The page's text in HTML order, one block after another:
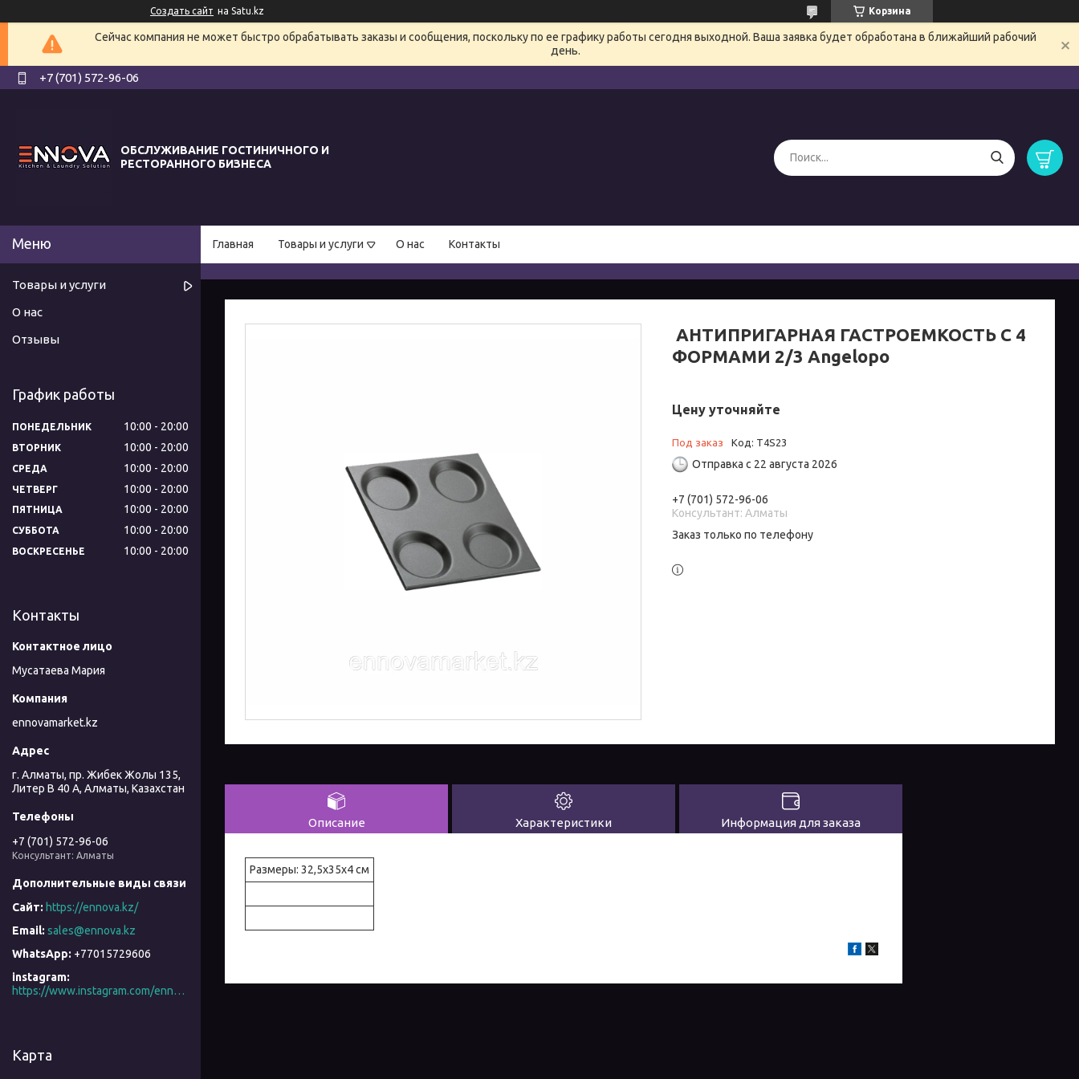
Создать сайт на Satu.kz Корзина
Сейчас компания не может быстро обрабатывать заказы и сообщения, поскольку по ее графику работы сегодня выходной. Ваша заявка будет обработана в ближайший рабочий
день.
+7 (701) 572-96-06
ОБСЛУЖИВАНИЕ ГОСТИНИЧНОГО И
РЕСТОРАННОГО БИЗНЕСА
Главная Товары и услуги О нас Контакты
АНТИПРИГАРНАЯ ГАСТРОЕМКОСТЬ С 4
ФОРМАМИ 2/3 Angelopo
Цену уточняйте
Под заказ Код: T4S23
Отправка с 22 августа 2026
+7 (701) 572-96-06
Консультант: Алматы
Заказ только по телефону
Описание Характеристики Информация для заказа
Размеры: 32,5x35x4 см
Товары и услуги
О нас
Отзывы
График работы
ПОНЕДЕЛЬНИК 10:00 20:00
ВТОРНИК 10:00 20:00
СРЕДА 10:00 20:00
ЧЕТВЕРГ 10:00 20:00
ПЯТНИЦА 10:00 20:00
СУББОТА 10:00 20:00
ВОСКРЕСЕНЬЕ 10:00 20:00
Контакты
Мусатаева Мария
ennovamarket.kz
г. Алматы, пр. Жибек Жолы 135,
Литер В 40 А, Алматы, Казахстан
+7 (701) 572-96-06
Консультант: Алматы
https://ennova.kz/
sales@ennova.kz
+77015729606
instagram
https://www.instagram.com/ennova_horeca/
Карта